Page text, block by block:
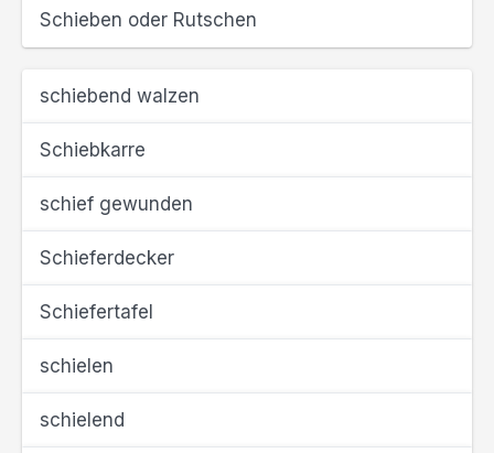
Schieben oder Rutschen
schiebend walzen
Schiebkarre
schief gewunden
Schieferdecker
Schiefertafel
schielen
schielend